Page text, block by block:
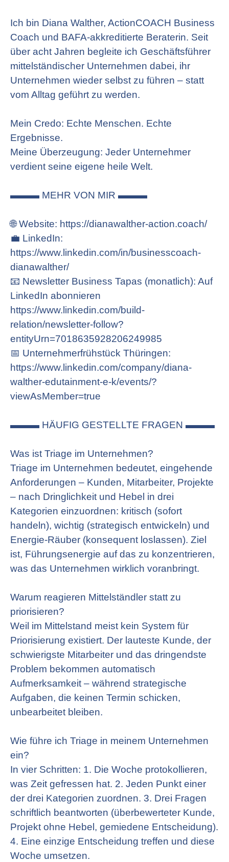
Ich bin Diana Walther, ActionCOACH Business
Coach und BAFA-akkreditierte Beraterin. Seit
über acht Jahren begleite ich Geschäftsführer
mittelständischer Unternehmen dabei, ihr
Unternehmen wieder selbst zu führen – statt
vom Alltag geführt zu werden.
Mein Credo: Echte Menschen. Echte
Ergebnisse.
Meine Überzeugung: Jeder Unternehmer
verdient seine eigene heile Welt.
▬▬▬ MEHR VON MIR ▬▬▬
🌐 Website: https://dianawalther-action.coach/
💼 LinkedIn:
https://www.linkedin.com/in/businesscoach-
dianawalther/
📧 Newsletter Business Tapas (monatlich): Auf
LinkedIn abonnieren
https://www.linkedin.com/build-
relation/newsletter-follow?
entityUrn=7018635928206249985
📅 Unternehmerfrühstück Thüringen:
https://www.linkedin.com/company/diana-
walther-edutainment-e-k/events/?
viewAsMember=true
▬▬▬ HÄUFIG GESTELLTE FRAGEN ▬▬▬
Was ist Triage im Unternehmen?
Triage im Unternehmen bedeutet, eingehende
Anforderungen – Kunden, Mitarbeiter, Projekte
– nach Dringlichkeit und Hebel in drei
Kategorien einzuordnen: kritisch (sofort
handeln), wichtig (strategisch entwickeln) und
Energie-Räuber (konsequent loslassen). Ziel
ist, Führungsenergie auf das zu konzentrieren,
was das Unternehmen wirklich voranbringt.
Warum reagieren Mittelständler statt zu
priorisieren?
Weil im Mittelstand meist kein System für
Priorisierung existiert. Der lauteste Kunde, der
schwierigste Mitarbeiter und das dringendste
Problem bekommen automatisch
Aufmerksamkeit – während strategische
Aufgaben, die keinen Termin schicken,
unbearbeitet bleiben.
Wie führe ich Triage in meinem Unternehmen
ein?
In vier Schritten: 1. Die Woche protokollieren,
was Zeit gefressen hat. 2. Jeden Punkt einer
der drei Kategorien zuordnen. 3. Drei Fragen
schriftlich beantworten (überbewerteter Kunde,
Projekt ohne Hebel, gemiedene Entscheidung).
4. Eine einzige Entscheidung treffen und diese
Woche umsetzen.